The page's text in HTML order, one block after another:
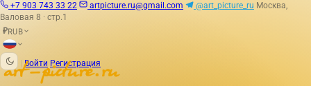
+7 903 743 33 22 artpicture.ru@gmail.com @art_picture_ru Москва,
Валовая 8 · стр.1
₽RUB
Войти Регистрация